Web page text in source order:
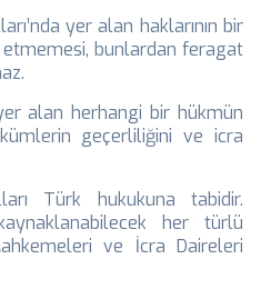
yer alan haklarının bir
etmemesi, bunlardan feragat
yer alan herhangi bir hükmün
geçerliliğini ve icra
Türk hukukuna tabidir.
her türlü
ve İcra Daireleri